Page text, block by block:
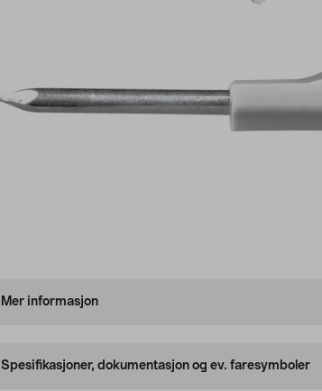
Mer informasjon
Spesifikasjoner, dokumentasjon og ev. faresymboler